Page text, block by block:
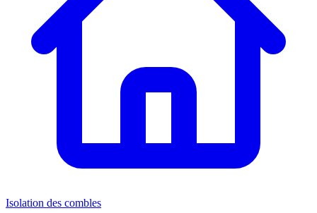
Isolation des combles